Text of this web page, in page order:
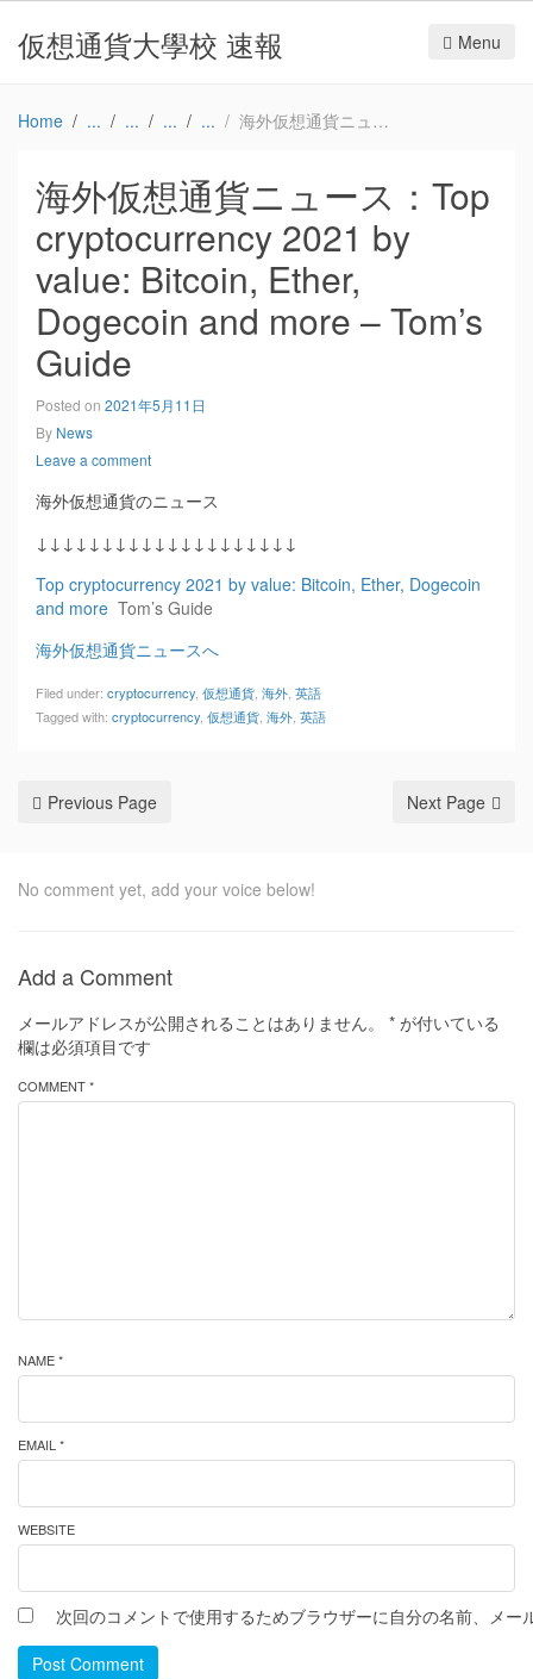
仮想通貨大學校 速報 Menu
Home 海外仮想通貨ニュース：Top cryptocurrency 2021 by value: Bitcoin, Ether, Dogecoin and more – Tom’s Guide
海外仮想通貨ニュース：Top
cryptocurrency 2021 by
value: Bitcoin, Ether,
Dogecoin and more – Tom’s
Guide
Posted on 2021年5月11日
By News
Leave a comment
海外仮想通貨のニュース
↓↓↓↓↓↓↓↓↓↓↓↓↓↓↓↓↓↓↓↓
Top cryptocurrency 2021 by value: Bitcoin, Ether, Dogecoin
and more Tom’s Guide
海外仮想通貨ニュースへ
Filed under: cryptocurrency 仮想通貨 海外 英語
Tagged with: cryptocurrency 仮想通貨 海外 英語
Previous Page Next Page
No comment yet, add your voice below!
Add a Comment
メールアドレスが公開されることはありません。 * が付いている
欄は必須項目です
COMMENT *
NAME *
EMAIL *
WEBSITE
次回のコメントで使用するためブラウザーに自分の名前、メー
Post Comment